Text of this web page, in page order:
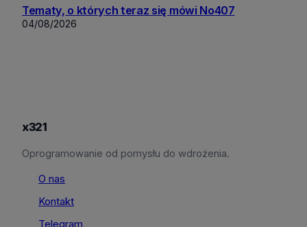
Tematy, o których teraz się mówi No407
04/08/2026
x321
Oprogramowanie od pomysłu do wdrożenia.
O nas
Kontakt
Telegram